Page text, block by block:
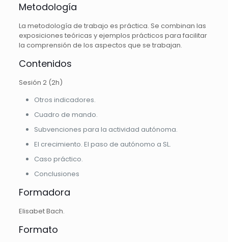
Metodología
La metodología de trabajo es práctica. Se combinan las
exposiciones teóricas y ejemplos prácticos para facilitar
la comprensión de los aspectos que se trabajan.
Contenidos
Sesión 2 (2h)
Otros indicadores.
Cuadro de mando.
Subvenciones para la actividad autónoma.
El crecimiento. El paso de autónomo a SL.
Caso práctico.
Conclusiones
Formadora
Elisabet Bach.
Formato